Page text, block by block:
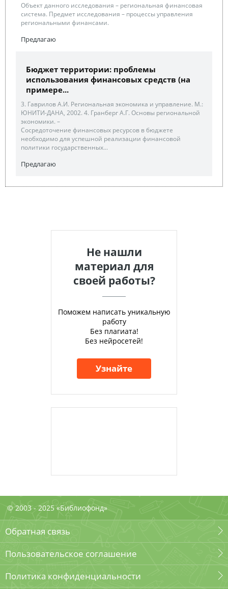
Объект данного исследования – региональная финансовая
система. Предмет исследования – процессы управления
региональными финансами.
Предлагаю
Бюджет территории: проблемы
использования финансовых средств (на
примере...
3. Гаврилов А.И. Региональная экономика и управление. М.:
ЮНИТИ-ДАНА, 2002. 4. Гранберг А.Г. Основы региональной
экономики. –
Сосредоточение финансовых ресурсов в бюджете
необходимо для успешной реализации финансовой
политики государственных...
Предлагаю
Не нашли
материал для
своей работы?
Поможем написать уникальную
работу
Без плагиата!
Без нейросетей!
Узнайте
© 2003 - 2025 «Библиофонд»
Обратная связь
Пользовательское соглашение
Политика конфиденциальности